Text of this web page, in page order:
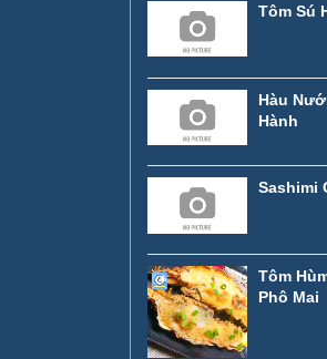
Tôm Sú
Hàu
Hành
Sashimi
Tôm
Phô Mai